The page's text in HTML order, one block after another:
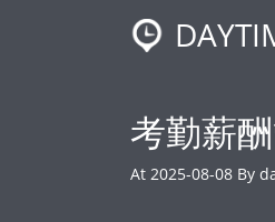
考勤薪
At 2025-08-08 By